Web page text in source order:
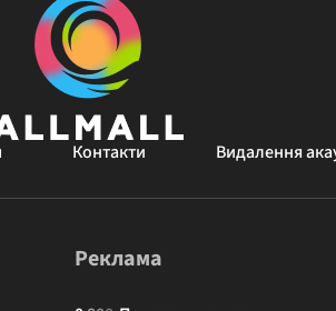
Контакти Видалення
Реклама